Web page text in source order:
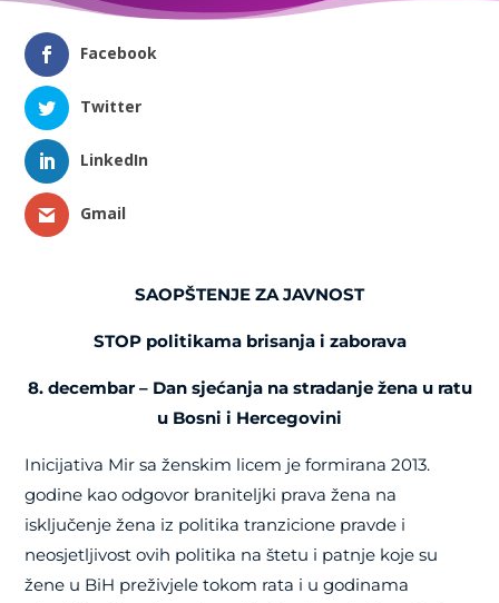
Facebook
Twitter
LinkedIn
Gmail
SAOPŠTENJE ZA JAVNOST
STOP politikama brisanja i zaborava
8. decembar – Dan sjećanja na stradanje žena u ratu
u Bosni i Hercegovini
Inicijativa Mir sa ženskim licem je formirana 2013.
godine kao odgovor braniteljki prava žena na
isključenje žena iz politika tranzicione pravde i
neosjetljivost ovih politika na štetu i patnje koje su
žene u BiH preživjele tokom rata i u godinama